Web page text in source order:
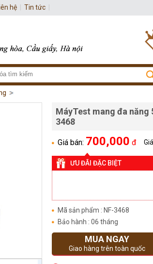
MáyTest mang đa năng
3468
Giá bán: 700,000 đ
ƯU ĐÃI ĐẶC BIỆT
Mã sản phẩm : NF-3468
Bảo hành : 06 tháng
MUA NGAY
Giao hàng trên toàn quốc
hệ Tin tức